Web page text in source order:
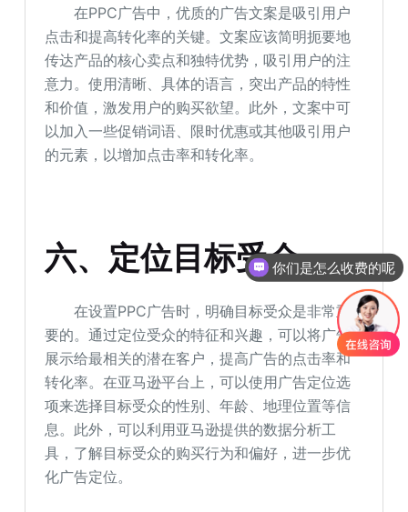
在PPC广告中，优质的广告文案是吸引用户
点击和提高转化率的关键。文案应该简明扼要地
传达产品的核心卖点和独特优势，吸引用户的注
意力。使用清晰、具体的语言，突出产品的特性
和价值，激发用户的购买欲望。此外，文案中可
以加入一些促销词语、限时优惠或其他吸引用户
的元素，以增加点击率和转化率。
六、定位目标受众
在设置PPC广告时，明确目标受众是非常重
要的。通过定位受众的特征和兴趣，可以将广告
展示给最相关的潜在客户，提高广告的点击率和
转化率。在亚马逊平台上，可以使用广告定位选
项来选择目标受众的性别、年龄、地理位置等信
息。此外，可以利用亚马逊提供的数据分析工
具，了解目标受众的购买行为和偏好，进一步优
化广告定位。
你们是怎么收费的呢